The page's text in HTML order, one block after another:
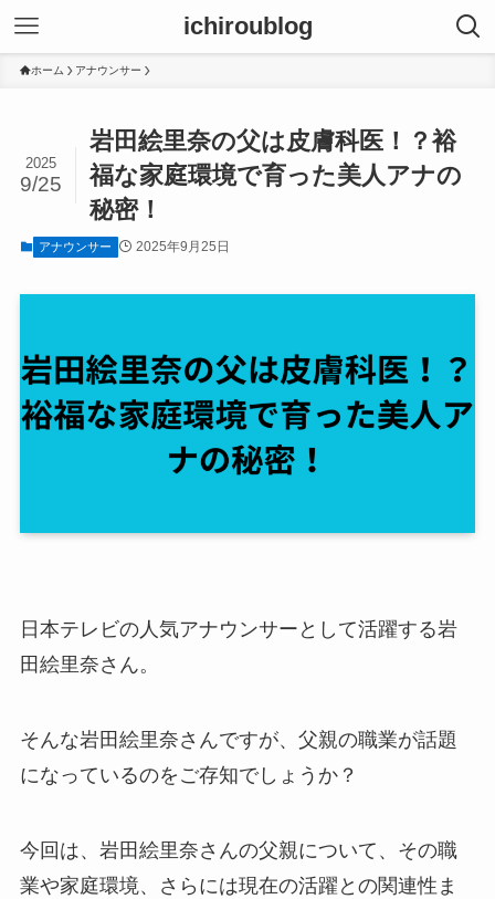
ichiroublog
ホーム アナウンサー
岩田絵里奈の父は皮膚科医！？裕
福な家庭環境で育った美人アナの
秘密！
2025
9/25
アナウンサー 2025年9月25日
日本テレビの人気アナウンサーとして活躍する岩
田絵里奈さん。
そんな岩田絵里奈さんですが、父親の職業が話題
になっているのをご存知でしょうか？
今回は、岩田絵里奈さんの父親について、その職
業や家庭環境、さらには現在の活躍との関連性ま